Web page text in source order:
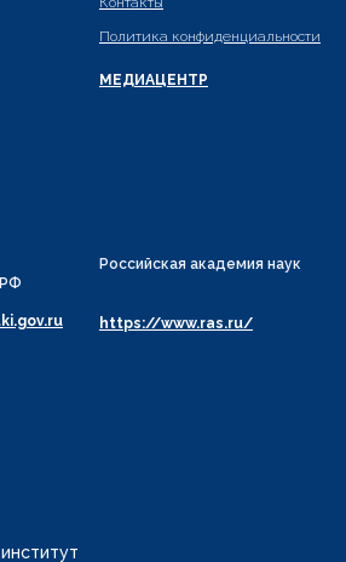
Политика конфиденциальности
МЕДИАЦЕНТР
Российская академия наук
https://www.ras.ru/